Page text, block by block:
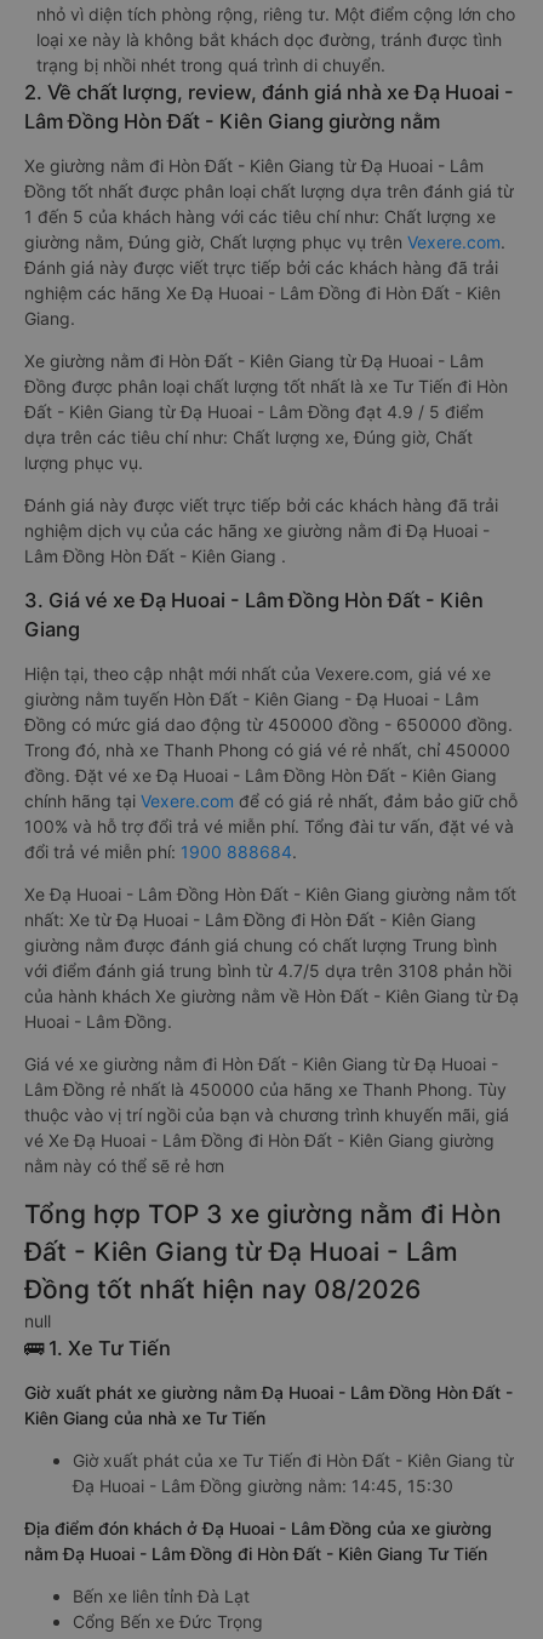
nhỏ vì diện tích phòng rộng, riêng tư. Một điểm cộng lớn cho
loại xe này là không bắt khách dọc đường, tránh được tình
trạng bị nhồi nhét trong quá trình di chuyển.
2. Về chất lượng, review, đánh giá nhà xe Đạ Huoai -
Lâm Đồng Hòn Đất - Kiên Giang giường nằm
Xe giường nằm đi Hòn Đất - Kiên Giang từ Đạ Huoai - Lâm
Đồng tốt nhất được phân loại chất lượng dựa trên đánh giá từ
1 đến 5 của khách hàng với các tiêu chí như: Chất lượng xe
giường nằm, Đúng giờ, Chất lượng phục vụ trên Vexere.com.
Đánh giá này được viết trực tiếp bởi các khách hàng đã trải
nghiệm các hãng Xe Đạ Huoai - Lâm Đồng đi Hòn Đất - Kiên
Giang.
Xe giường nằm đi Hòn Đất - Kiên Giang từ Đạ Huoai - Lâm
Đồng được phân loại chất lượng tốt nhất là xe Tư Tiến đi Hòn
Đất - Kiên Giang từ Đạ Huoai - Lâm Đồng đạt 4.9 / 5 điểm
dựa trên các tiêu chí như: Chất lượng xe, Đúng giờ, Chất
lượng phục vụ.
Đánh giá này được viết trực tiếp bởi các khách hàng đã trải
nghiệm dịch vụ của các hãng xe giường nằm đi Đạ Huoai -
Lâm Đồng Hòn Đất - Kiên Giang .
3. Giá vé xe Đạ Huoai - Lâm Đồng Hòn Đất - Kiên
Giang
Hiện tại, theo cập nhật mới nhất của Vexere.com, giá vé xe
giường nằm tuyến Hòn Đất - Kiên Giang - Đạ Huoai - Lâm
Đồng có mức giá dao động từ 450000 đồng - 650000 đồng.
Trong đó, nhà xe Thanh Phong có giá vé rẻ nhất, chỉ 450000
đồng. Đặt vé xe Đạ Huoai - Lâm Đồng Hòn Đất - Kiên Giang
chính hãng tại Vexere.com để có giá rẻ nhất, đảm bảo giữ chỗ
100% và hỗ trợ đổi trả vé miễn phí. Tổng đài tư vấn, đặt vé và
đổi trả vé miễn phí: 1900 888684.
Xe Đạ Huoai - Lâm Đồng Hòn Đất - Kiên Giang giường nằm tốt
nhất: Xe từ Đạ Huoai - Lâm Đồng đi Hòn Đất - Kiên Giang
giường nằm được đánh giá chung có chất lượng Trung bình
với điểm đánh giá trung bình từ 4.7/5 dựa trên 3108 phản hồi
của hành khách Xe giường nằm về Hòn Đất - Kiên Giang từ Đạ
Huoai - Lâm Đồng.
Giá vé xe giường nằm đi Hòn Đất - Kiên Giang từ Đạ Huoai -
Lâm Đồng rẻ nhất là 450000 của hãng xe Thanh Phong. Tùy
thuộc vào vị trí ngồi của bạn và chương trình khuyến mãi, giá
vé Xe Đạ Huoai - Lâm Đồng đi Hòn Đất - Kiên Giang giường
nằm này có thể sẽ rẻ hơn
Tổng hợp TOP 3 xe giường nằm đi Hòn
Đất - Kiên Giang từ Đạ Huoai - Lâm
Đồng tốt nhất hiện nay 08/2026
null
🚌 1. Xe Tư Tiến
Giờ xuất phát xe giường nằm Đạ Huoai - Lâm Đồng Hòn Đất -
Kiên Giang của nhà xe Tư Tiến
Giờ xuất phát của xe Tư Tiến đi Hòn Đất - Kiên Giang từ
Đạ Huoai - Lâm Đồng giường nằm: 14:45, 15:30
Địa điểm đón khách ở Đạ Huoai - Lâm Đồng của xe giường
nằm Đạ Huoai - Lâm Đồng đi Hòn Đất - Kiên Giang Tư Tiến
Bến xe liên tỉnh Đà Lạt
Cổng Bến xe Đức Trọng